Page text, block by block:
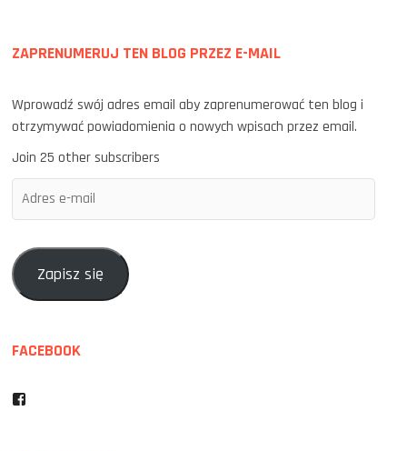
ZAPRENUMERUJ TEN BLOG PRZEZ E-MAIL
Wprowadź swój adres email aby zaprenumerować ten blog i
otrzymywać powiadomienia o nowych wpisach przez email.
Join 25 other subscribers
e-
Zapisz się
FACEBOOK